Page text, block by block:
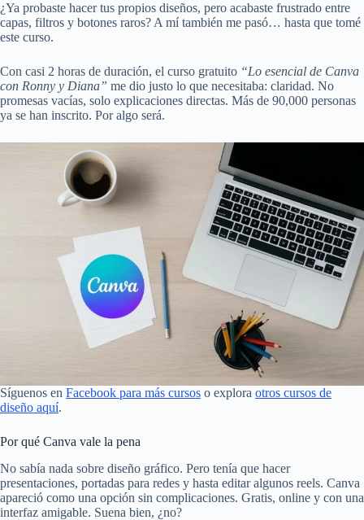
¿Ya probaste hacer tus propios diseños, pero acabaste frustrado entre
capas, filtros y botones raros? A mí también me pasó… hasta que tomé
este curso.
Con casi 2 horas de duración, el curso gratuito “Lo esencial de Canva
con Ronny y Diana” me dio justo lo que necesitaba: claridad. No
promesas vacías, solo explicaciones directas. Más de 90,000 personas
ya se han inscrito. Por algo será.
Síguenos en Facebook para más cursos o explora otros cursos de
diseño aquí.
Por qué Canva vale la pena
No sabía nada sobre diseño gráfico. Pero tenía que hacer
presentaciones, portadas para redes y hasta editar algunos reels. Canva
apareció como una opción sin complicaciones. Gratis, online y con una
interfaz amigable. Suena bien, ¿no?